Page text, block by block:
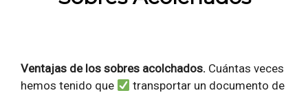
Ventajas de los sobres acolchados. Cuántas veces
hemos tenido que
transportar un documento de